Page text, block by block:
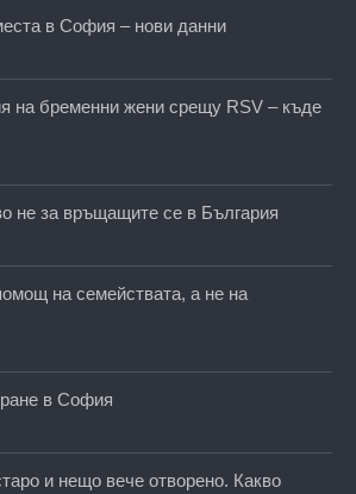
в София – нови данни
на бременни жени срещу RSV – къде
не за връщащите се в България
на семействата, а не на
в София
и нещо вече отворено. Какво